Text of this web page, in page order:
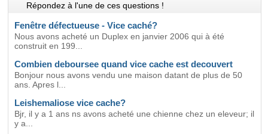
Répondez à l'une de ces questions !
Fenêtre défectueuse - Vice caché?
Nous avons acheté un Duplex en janvier 2006 qui à été
construit en 199...
Combien deboursee quand vice cache est decouvert
Bonjour nous avons vendu une maison datant de plus de 50
ans. Apres l...
Leishemaliose vice cache?
Bjr, il y a 1 ans ns avons acheté une chienne chez un eleveur; il
y a...